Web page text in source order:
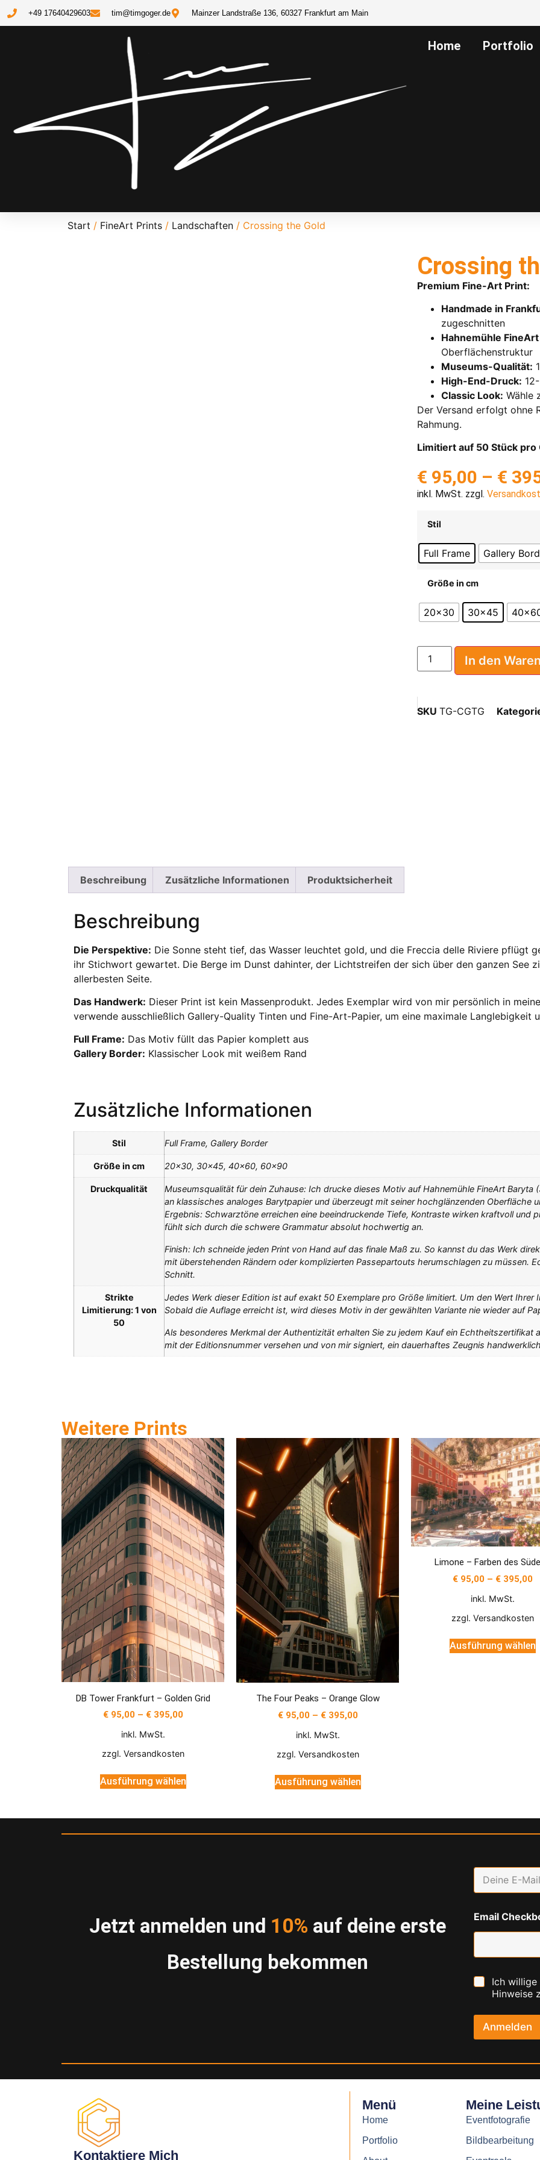
+49 17640429603 tim@timgoger.de Mainzer Landstraße 136, 60327 Frankfurt am Main
Home Portfolio
Start / FineArt Prints / Landschaften / Crossing the Gold
Crossing
Premium Fine-Art Print:
Handmade in
zugeschnitten
Hahnemühle
Oberflächenstruktur
Museums-Qualität:
High-End-Druck:
Classic Look: Wähle
Der Versand erfolgt ohne
Rahmung.
Limitiert auf 50 Stück pro
€ 95,00 – €
inkl. MwSt. zzgl.
Stil
Full Frame Gallery
Größe in cm
20x30 30x45
In den
SKU TG-CGTG
Beschreibung Zusätzliche Informationen Produktsicherheit
Beschreibung
Die Perspektive: Die Sonne steht tief, das Wasser leuchtet gold, und die Freccia delle Riviere pflügt
ihr Stichwort gewartet. Die Berge im Dunst dahinter, der Lichtstreifen der sich über den ganzen See
allerbesten Seite.
Das Handwerk: Dieser Print ist kein Massenprodukt. Jedes Exemplar wird von mir persönlich in
verwende ausschließlich Gallery-Quality Tinten und Fine-Art-Papier, um eine maximale Langlebigkeit
Full Frame: Das Motiv füllt das Papier komplett aus
Gallery Border: Klassischer Look mit weißem Rand
Zusätzliche Informationen
Stil Full Frame, Gallery Border
Größe in cm 20×30, 30×45, 40×60, 60×90
Druckqualität
Museumsqualität für dein Zuhause: Ich drucke dieses Motiv auf Hahnemühle FineArt Baryta
an klassisches analoges Barytpapier und überzeugt mit seiner hochglänzenden Oberfläche
Ergebnis: Schwarztöne erreichen eine beeindruckende Tiefe, Kontraste wirken kraftvoll und
fühlt sich durch die schwere Grammatur absolut hochwertig an.
Finish: Ich schneide jeden Print von Hand auf das finale Maß zu. So kannst du das Werk
mit überstehenden Rändern oder komplizierten Passepartouts herumschlagen zu müssen.
Schnitt.
Strikte
Limitierung: 1 von
50
Jedes Werk dieser Edition ist auf exakt 50 Exemplare pro Größe limitiert. Um den Wert
Sobald die Auflage erreicht ist, wird dieses Motiv in der gewählten Variante nie wieder auf
Als besonderes Merkmal der Authentizität erhalten Sie zu jedem Kauf ein Echtheitszertifikat
mit der Editionsnummer versehen und von mir signiert, ein dauerhaftes Zeugnis
Weitere Prints
DB Tower Frankfurt – Golden Grid
€95,00– €395,00
inkl. MwSt.
zzgl. Versandkosten
Ausführung wählen
The Four Peaks – Orange Glow
€95,00– €395,00
inkl. MwSt.
zzgl. Versandkosten
Ausführung wählen
Limone – Farben des
€95,00– €395,00
inkl. MwSt.
zzgl. Versandkosten
Ausführung wählen
Jetzt anmelden und 10% auf deine erste
Bestellung bekommen
E
a
l
*
Email
C
c
b
x
n
Ich willige
Hinweise
Anmelden
Kontaktiere Mich
Menü
Home
Portfolio
Meine
Eventfotografie
Bildbearbeitung